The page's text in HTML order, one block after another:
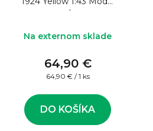
auta
Na externom sklade
64,90 €
Jednotková
64,90 € / 1 ks
DO KOŠÍKA